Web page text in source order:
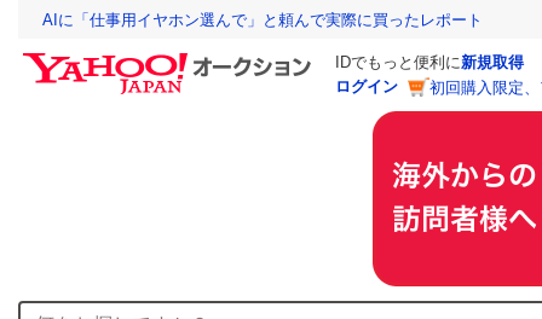
AIに「仕事用イヤホン選んで」と頼んで実際に買ったレポート
IDでもっと便利に新規取得
ログイン
初回購入限定